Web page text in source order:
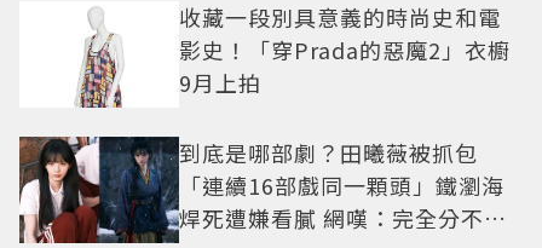
收藏一段別具意義的時尚史和電
影史！「穿Prada的惡魔2」衣櫥
9月上拍
到底是哪部劇？田曦薇被抓包
「連續16部戲同一顆頭」鐵瀏海
焊死遭嫌看膩 網嘆：完全分不出